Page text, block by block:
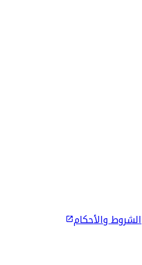
الشروط والأحكام